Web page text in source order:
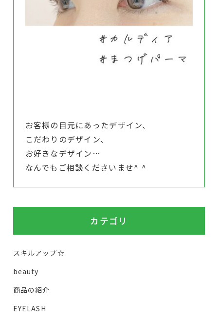
お客様の目元にあったデザイン、
こだわりのデザイン、
お好きなデザイン…
なんでもご相談くださいませ^ ^
カテゴリ
スキルアップ☆
beauty
商品の紹介
EYELASH